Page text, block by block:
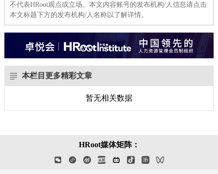
不代表HRoot观点或立场。本文内容账号的发布机构/人信息请点击
本文标题下方的发布机构/人名称以了解详情。
本栏目更多精彩文章
暂无相关数据
HRoot媒体矩阵：